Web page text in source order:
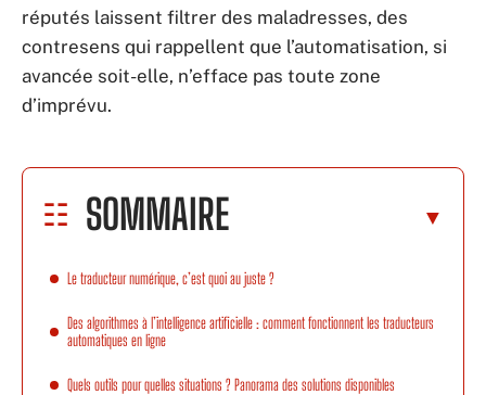
réputés laissent filtrer des maladresses, des
contresens qui rappellent que l’automatisation, si
avancée soit-elle, n’efface pas toute zone
d’imprévu.
SOMMAIRE
Le traducteur numérique, c’est quoi au juste ?
Des algorithmes à l’intelligence artificielle : comment fonctionnent les traducteurs
automatiques en ligne
Quels outils pour quelles situations ? Panorama des solutions disponibles